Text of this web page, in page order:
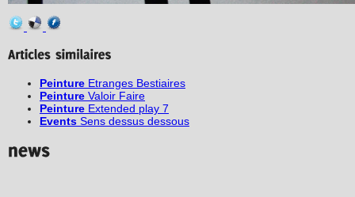
Peinture Etranges Bestiaires
Peinture Valoir Faire
Peinture Extended play 7
Events Sens dessus dessous